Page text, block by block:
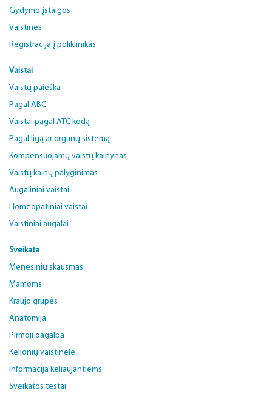
Gydymo įstaigos
Vaistinės
Registracija į poliklinikas
Vaistai
Vaistų paieška
Pagal ABC
Vaistai pagal ATC kodą
Pagal ligą ar organų sistemą
Kompensuojamų vaistų kainynas
Vaistų kainų palyginimas
Augaliniai vaistai
Homeopatiniai vaistai
Vaistiniai augalai
Sveikata
Mėnesinių skausmas
Mamoms
Kraujo grupės
Anatomija
Pirmoji pagalba
Kelionių vaistinėlė
Informacija keliaujantiems
Sveikatos testai